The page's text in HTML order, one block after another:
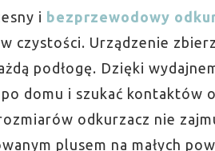
i bezprzewodowy
czystości. Urządzenie
podłogę. Dzięki
domu i szukać kontaktów
odkurzacz nie
plusem na małych